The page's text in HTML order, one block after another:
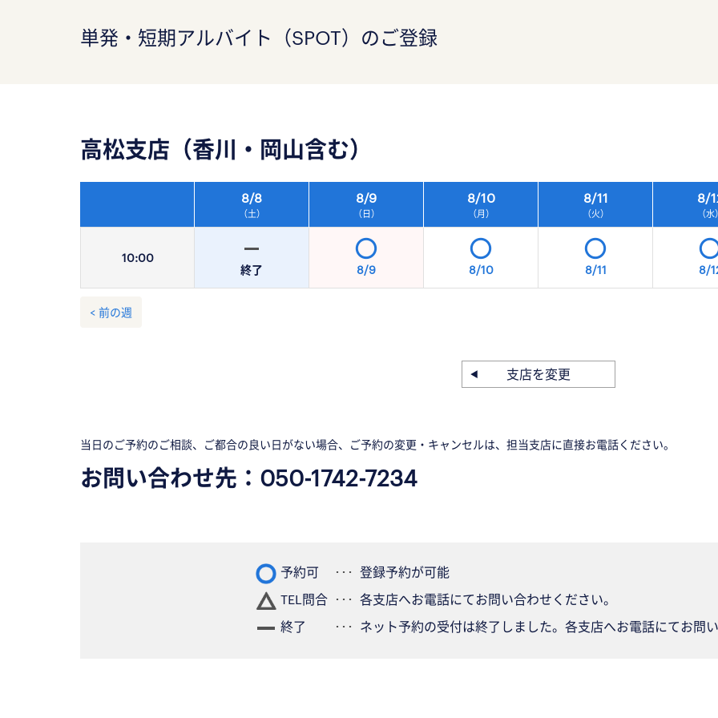
単発・短期アルバイト（SPOT）のご登録
高松支店（香川・岡山含む）
10:00
8/8
（土）
8/9
（日）
8/10
（月）
8/11
（火）
8/
（水）
終了 8/9 8/10 8/11 8/
< 前の週
支店を変更
当日のご予約のご相談、ご都合の良い日がない場合、ご予約の変更・キャンセルは、担当支店に直接お電話ください。
お問い合わせ先： 050-1742-7234
予約可
登録予約が可能
TEL問合
各支店へお電話にてお問い合わせください。
終了
ネット予約の受付は終了しました。各支店へお電話にてお問い